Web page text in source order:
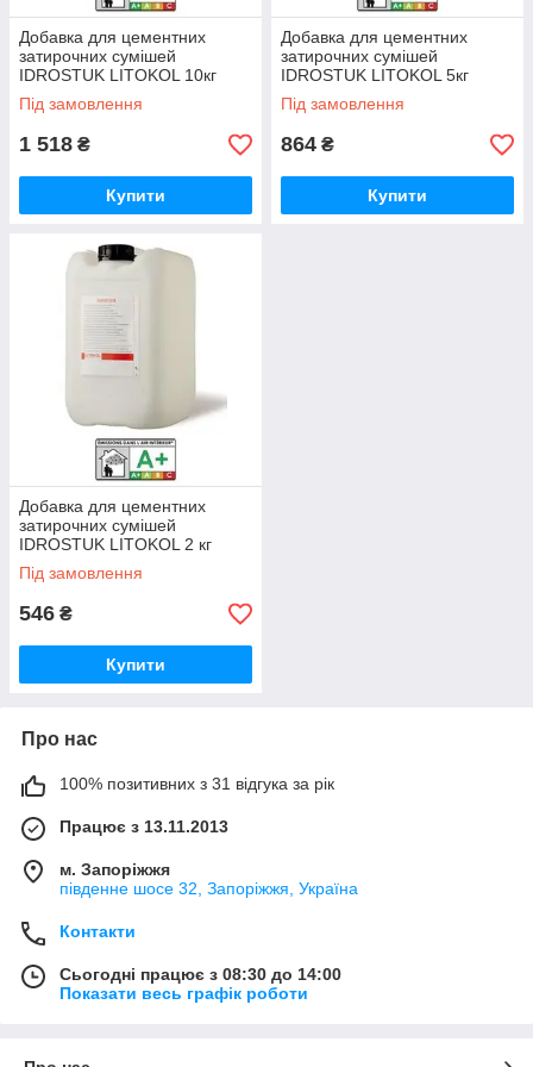
Добавка для цементних
затирочних сумішей
IDROSTUK LITOKOL 10кг
Під замовлення
1 518 ₴
Купити
Добавка для цементних
затирочних сумішей
IDROSTUK LITOKOL 5кг
Під замовлення
864 ₴
Купити
Добавка для цементних
затирочних сумішей
IDROSTUK LITOKOL 2 кг
Під замовлення
546 ₴
Купити
Про нас
100% позитивних з 31 відгука за рік
Працює з 13.11.2013
м. Запоріжжя
південне шосе 32, Запоріжжя, Україна
Контакти
Сьогодні працює з 08:30 до 14:00
Показати весь графік роботи